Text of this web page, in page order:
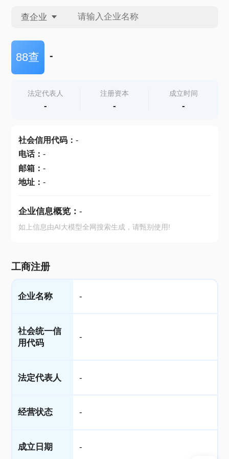
查企业
查企业
查产地
88查 -
法定代表人
-
注册资本
-
成立时间
-
社会信用代码： -
电话： -
邮箱： -
地址： -
企业信息概览： -
如上信息由AI大模型全网搜索生成，请甄别使用!
工商注册
企业名称 -
社会统一信
用代码
-
法定代表人 -
经营状态 -
成立日期 -